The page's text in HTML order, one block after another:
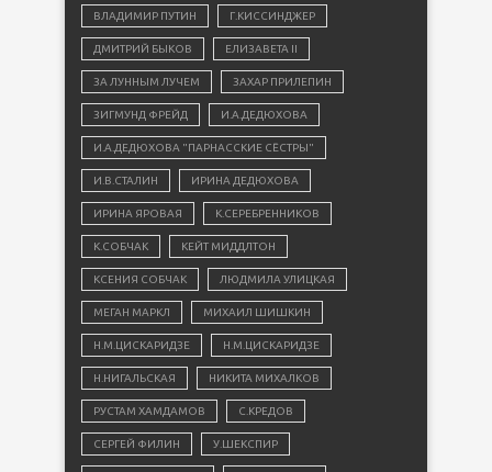
ВЛАДИМИР ПУТИН Г.КИССИНДЖЕР
ДМИТРИЙ БЫКОВ ЕЛИЗАВЕТА II
ЗА ЛУННЫМ ЛУЧЕМ ЗАХАР ПРИЛЕПИН
ЗИГМУНД ФРЕЙД И.А.ДЕДЮХОВА
И.А.ДЕДЮХОВА "ПАРНАССКИЕ СЁСТРЫ"
И.В.СТАЛИН ИРИНА ДЕДЮХОВА
ИРИНА ЯРОВАЯ К.СЕРЕБРЕННИКОВ
К.СОБЧАК КЕЙТ МИДДЛТОН
КСЕНИЯ СОБЧАК ЛЮДМИЛА УЛИЦКАЯ
МЕГАН МАРКЛ МИХАИЛ ШИШКИН
Н.М.ЦИСКАРИДЗЕ Н.М.ЦИСКАРИДЗЕ
Н.НИГАЛЬСКАЯ НИКИТА МИХАЛКОВ
РУСТАМ ХАМДАМОВ С.КРЕДОВ
СЕРГЕЙ ФИЛИН У.ШЕКСПИР